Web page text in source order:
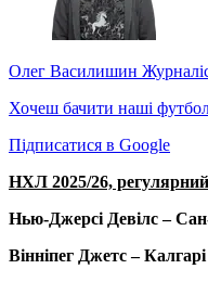
Олег Василишин
Хочеш бачити наші
Підписатися в Google
НХЛ 2025/26,
Нью-Джерсі Девілс –
Вінніпег Джетс –